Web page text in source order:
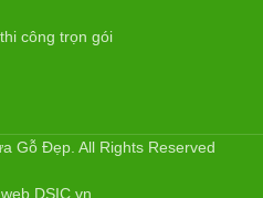
công trọn gói
Gỗ Đẹp. All Rights Reserved
DSIC.vn